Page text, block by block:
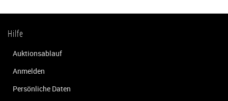
Hilfe
Auktionsablauf
Anmelden
Persönliche Daten